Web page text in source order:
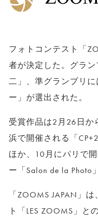
フォトコンテスト「
者が決定した。グラ
二」、準グランプリ
ー」が選出された。
受賞作品は2月26日か
浜で開催される「
ほか、10月にパリで
ー「Salon de la Photo
「ZOOMS JAPAN」
ト「LES ZOOMS」と